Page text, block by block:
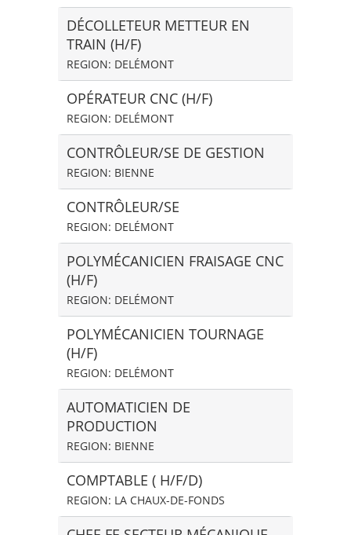
DÉCOLLETEUR METTEUR EN
TRAIN (H/F)
REGION: DELÉMONT
OPÉRATEUR CNC (H/F)
REGION: DELÉMONT
CONTRÔLEUR/SE DE GESTION
REGION: BIENNE
CONTRÔLEUR/SE
REGION: DELÉMONT
POLYMÉCANICIEN FRAISAGE CNC
(H/F)
REGION: DELÉMONT
POLYMÉCANICIEN TOURNAGE
(H/F)
REGION: DELÉMONT
AUTOMATICIEN DE
PRODUCTION
REGION: BIENNE
COMPTABLE ( H/F/D)
REGION: LA CHAUX-DE-FONDS